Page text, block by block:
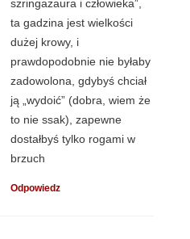
szringazaura i człowieka”,
ta gadzina jest wielkości
dużej krowy, i
prawdopodobnie nie byłaby
zadowolona, gdybyś chciał
ją „wydoić” (dobra, wiem że
to nie ssak), zapewne
dostałbyś tylko rogami w
brzuch
Odpowiedz